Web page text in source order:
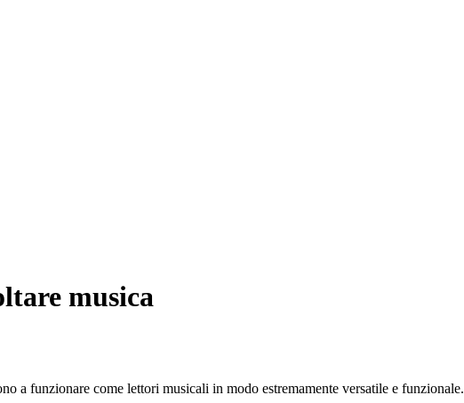
musica
a funzionare come lettori musicali in modo estremamente versatile e funzionale.